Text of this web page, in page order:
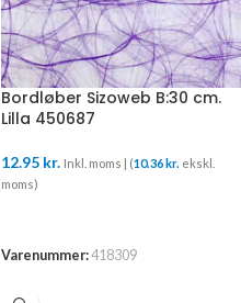
Bordløber Sizoweb B:30 cm.
Lilla 450687
12.95 kr. Inkl. moms | (10.36kr. ekskl.
moms)
Varenummer:418309